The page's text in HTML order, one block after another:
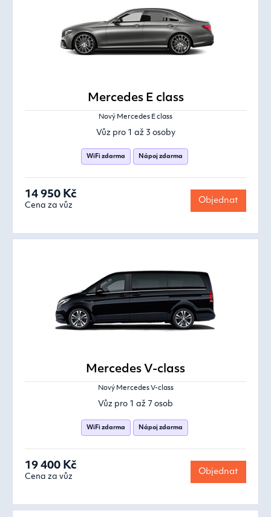
Mercedes E class
Nový Mercedes E class
Vůz pro 1 až 3 osoby
WiFi zdarma Nápoj zdarma
14 950 Kč
Cena za vůz
Objednat
Mercedes V-class
Nový Mercedes V-class
Vůz pro 1 až 7 osob
WiFi zdarma Nápoj zdarma
19 400 Kč
Cena za vůz
Objednat